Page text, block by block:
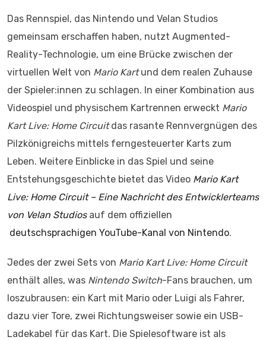
Das Rennspiel, das Nintendo und Velan Studios
gemeinsam erschaffen haben, nutzt Augmented-
Reality-Technologie, um eine Brücke zwischen der
virtuellen Welt von Mario Kartund dem realen Zuhause
der Spieler:innen zu schlagen. In einer Kombination aus
Videospiel und physischem Kartrennen erweckt Mario
Kart Live: Home Circuitdas rasante Rennvergnügen des
Pilzkönigreichs mittels ferngesteuerter Karts zum
Leben. Weitere Einblicke in das Spiel und seine
Entstehungsgeschichte bietet das Video Mario Kart
Live: Home Circuit – Eine Nachricht des Entwicklerteams
von Velan Studiosauf dem offiziellen
deutschsprachigen YouTube-Kanal von Nintendo.
Jedes der zwei Sets von Mario Kart Live: Home Circuit
enthält alles, was Nintendo Switch-Fans brauchen, um
loszubrausen: ein Kart mit Mario oder Luigi als Fahrer,
dazu vier Tore, zwei Richtungsweiser sowie ein USB-
Ladekabel für das Kart. Die Spielesoftware ist als